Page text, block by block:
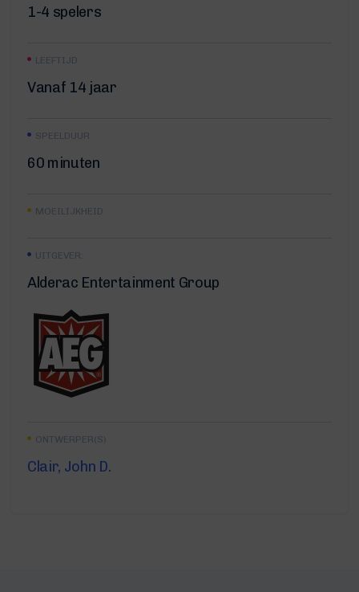
1-4 spelers
LEEFTIJD
Vanaf 14 jaar
SPEELDUUR
60 minuten
MOEILIJKHEID
UITGEVER:
Alderac Entertainment Group
ONTWERPER(S)
Clair, John D.